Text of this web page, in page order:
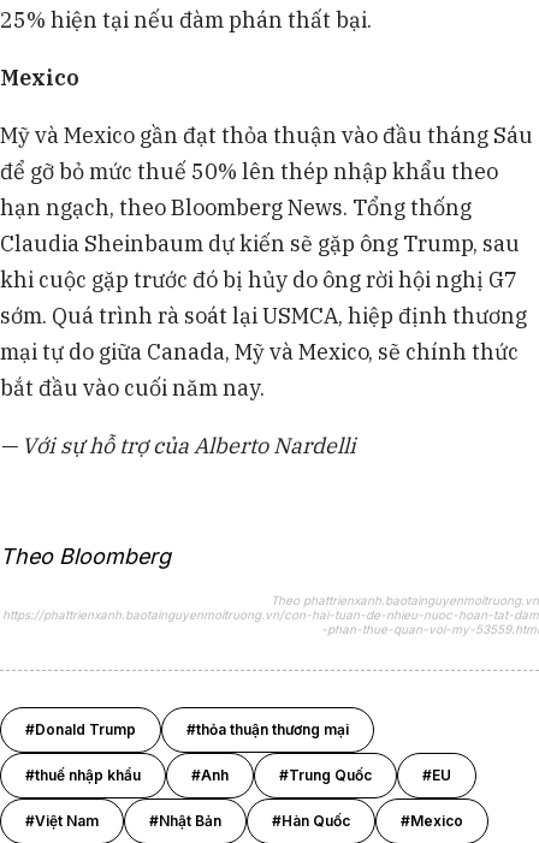
25% hiện tại nếu đàm phán thất bại.
Mexico
Mỹ và Mexico gần đạt thỏa thuận vào đầu tháng Sáu
để gỡ bỏ mức thuế 50% lên thép nhập khẩu theo
hạn ngạch, theo Bloomberg News. Tổng thống
Claudia Sheinbaum dự kiến sẽ gặp ông Trump, sau
khi cuộc gặp trước đó bị hủy do ông rời hội nghị G7
sớm. Quá trình rà soát lại USMCA, hiệp định thương
mại tự do giữa Canada, Mỹ và Mexico, sẽ chính thức
bắt đầu vào cuối năm nay.
— Với sự hỗ trợ của Alberto Nardelli
Theo Bloomberg
Theo phattrienxanh.baotainguyenmoitruong.vn
https://phattrienxanh.baotainguyenmoitruong.vn/con-hai-tuan-de-nhieu-nuoc-hoan-tat-dam
-phan-thue-quan-voi-my-53559.html
#Donald Trump #thỏa thuận thương mại
#thuế nhập khẩu #Anh #Trung Quốc #EU
#Việt Nam #Nhật Bản #Hàn Quốc #Mexico